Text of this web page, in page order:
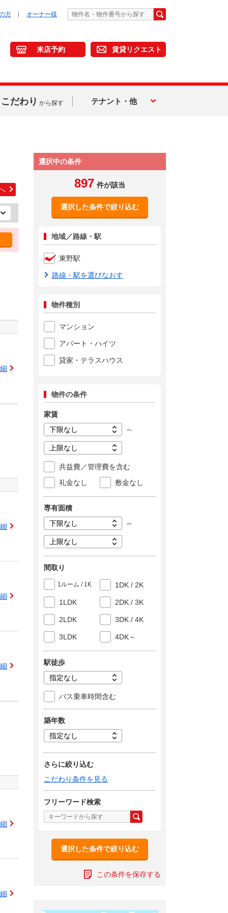
方 オーナー様
来店予約 賃貸リクエスト
こだわり から探す テナント・他
選択中の条件
897 件が該当
選択した条件で絞り込む
地域／路線・駅
東野駅
路線・駅を選びなおす
物件種別
マンション
アパート・ハイツ
貸家・テラスハウス
物件の条件
家賃
～
共益費／管理費を含む
礼金なし
敷金なし
専有面積
～
間取り
1ルーム / 1K 1DK / 2K
1LDK 2DK / 3K
2LDK 3DK / 4K
3LDK 4DK～
駅徒歩
バス乗車時間含む
築年数
さらに絞り込む
こだわり条件を見る
フリーワード検索
選択した条件で絞り込む
この条件を保存する